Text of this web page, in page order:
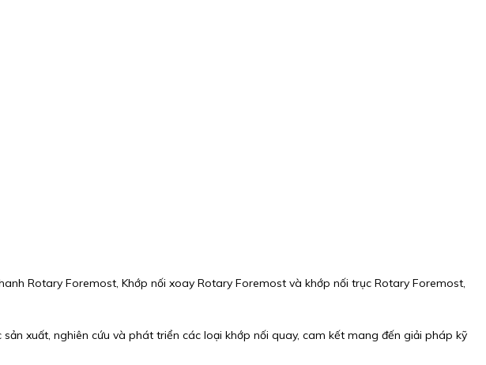
Rotary Foremost, Khớp nối xoay Rotary Foremost và khớp nối trục Rotary Foremost,
xuất, nghiên cứu và phát triển các loại khớp nối quay, cam kết mang đến giải pháp kỹ